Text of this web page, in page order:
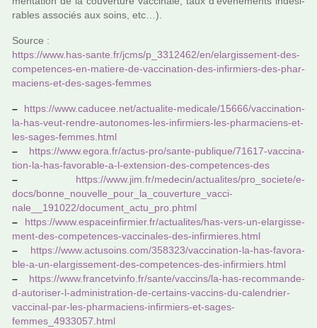
ra­bles asso­ciés aux soins, etc…).
Source :
https://www.has-sante.fr/jcms/p_3312462/en/elar­gis­se­ment-des-
com­pe­ten­ces-en-matiere-de-vac­ci­na­tion-des-infir­miers-des-phar­
ma­ciens-et-des-sages-femmes
–
https://www.cadu­cee.net/actua­lite-medi­cale/15666/vac­ci­na­tion-
la-has-veut-rendre-auto­no­mes-les-infir­miers-les-phar­ma­ciens-et-
les-sages-femmes.html
–
https://www.egora.fr/actus-pro/sante-publi­que/71617-vac­ci­na­
tion-la-has-favo­ra­ble-a-l-exten­sion-des-com­pe­ten­ces-des
–
https://www.jim.fr/mede­cin/actua­li­tes/pro_societe/e-
docs/bonne_nou­velle_pour_la_cou­ver­ture_vac­ci­
nale__191022/docu­ment_actu_pro.phtml
–
https://www.espa­cein­fir­mier.fr/actua­li­tes/has-vers-un-elar­gis­se­
ment-des-com­pe­ten­ces-vac­ci­na­les-des-infir­mie­res.html
–
https://www.actu­soins.com/358323/vac­ci­na­tion-la-has-favo­ra­
ble-a-un-elar­gis­se­ment-des-com­pe­ten­ces-des-infir­miers.html
–
https://www.fran­cet­vinfo.fr/sante/vac­cins/la-has-recom­mande-
d-auto­ri­ser-l-admi­nis­tra­tion-de-cer­tains-vac­cins-du-calen­drier-
vac­ci­nal-par-les-phar­ma­ciens-infir­miers-et-sages-
femmes_4933057.html